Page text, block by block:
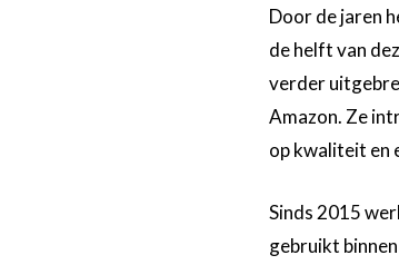
Door de jaren
de helft van
verder
Amazon. Ze
op kwaliteit en
Sinds 2015
gebruikt